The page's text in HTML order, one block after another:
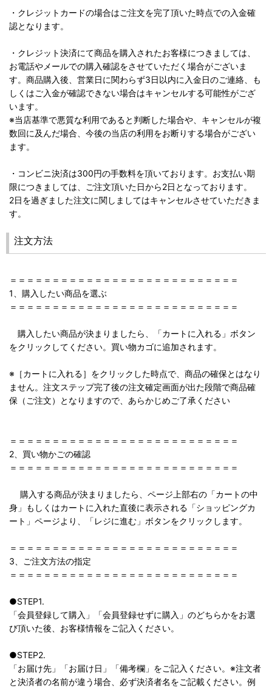
・クレジットカードの場合はご注文を完了頂いた時点での入金確
認となります。
・クレジット決済にて商品を購入されたお客様につきましては、
お電話やメールでの購入確認をさせていただく場合がございま
す。商品購入後、営業日に関わらず3日以内に入金日のご連絡、も
しくはご入金が確認できない場合はキャンセルする可能性がござ
います。
※当店基準で悪質な利用であると判断した場合や、キャンセルが複
数回に及んだ場合、今後の当店の利用をお断りする場合がござい
ます。
・コンビニ決済は300円の手数料を頂いております。お支払い期
限につきましては、ご注文頂いた日から2日となっております。
2日を過ぎました注文に関しましてはキャンセルさせていただきま
す。
注文方法
＝＝＝＝＝＝＝＝＝＝＝＝＝＝＝＝＝＝＝＝＝＝＝＝＝＝＝
1、購入したい商品を選ぶ
＝＝＝＝＝＝＝＝＝＝＝＝＝＝＝＝＝＝＝＝＝＝＝＝＝＝＝
購入したい商品が決まりましたら、「カートに入れる」ボタン
をクリックしてください。買い物カゴに追加されます。
※［カートに入れる］をクリックした時点で、商品の確保とはなり
ません。注文ステップ完了後の注文確定画面が出た段階で商品確
保（ご注文）となりますので、あらかじめご了承ください
＝＝＝＝＝＝＝＝＝＝＝＝＝＝＝＝＝＝＝＝＝＝＝＝＝＝＝
2、買い物かごの確認
＝＝＝＝＝＝＝＝＝＝＝＝＝＝＝＝＝＝＝＝＝＝＝＝＝＝＝
購入する商品が決まりましたら、ページ上部右の「カートの中
身」もしくはカートに入れた直後に表示される「ショッピングカ
ート」ページより、「レジに進む」ボタンをクリックします。
＝＝＝＝＝＝＝＝＝＝＝＝＝＝＝＝＝＝＝＝＝＝＝＝＝＝＝
3、ご注文方法の指定
＝＝＝＝＝＝＝＝＝＝＝＝＝＝＝＝＝＝＝＝＝＝＝＝＝＝＝
●STEP1.
「会員登録して購入」「会員登録せずに購入」のどちらかをお選
び頂いた後、お客様情報をご記入ください。
●STEP2.
「お届け先」「お届け日」「備考欄」をご記入ください。※注文者
と決済者の名前が違う場合、必ず決済者名をご記載ください。例